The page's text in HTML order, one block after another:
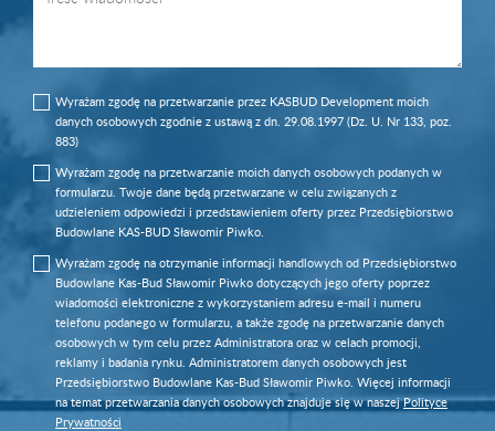
Wyrażam zgodę na przetwarzanie przez KASBUD Development moich
danych osobowych zgodnie z ustawą z dn. 29.08.1997 (Dz. U. Nr 133, poz.
883)
Wyrażam zgodę na przetwarzanie moich danych osobowych podanych w
formularzu. Twoje dane będą przetwarzane w celu związanych z
udzieleniem odpowiedzi i przedstawieniem oferty przez Przedsiębiorstwo
Budowlane KAS-BUD Sławomir Piwko.
Wyrażam zgodę na otrzymanie informacji handlowych od Przedsiębiorstwo
Budowlane Kas-Bud Sławomir Piwko dotyczących jego oferty poprzez
wiadomości elektroniczne z wykorzystaniem adresu e-mail i numeru
telefonu podanego w formularzu, a także zgodę na przetwarzanie danych
osobowych w tym celu przez Administratora oraz w celach promocji,
reklamy i badania rynku. Administratorem danych osobowych jest
Przedsiębiorstwo Budowlane Kas-Bud Sławomir Piwko. Więcej informacji
na temat przetwarzania danych osobowych znajduje się w naszejPolityce
Prywatności